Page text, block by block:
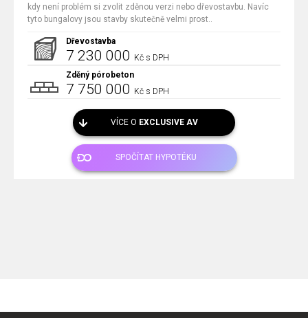
kdy není problém si zvolit zděnou verzi nebo dřevostavbu. Navíc
tyto bungalovy jsou stavby skutečně velmi prost..
Dřevostavba
7 230 000 Kč s DPH
Zděný pórobeton
7 750 000 Kč s DPH
VÍCE O EXCLUSIVE AV
SPOČÍTAT HYPOTÉKU